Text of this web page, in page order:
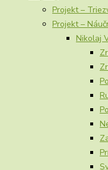
Projekt –
Projekt –
Nikolaj